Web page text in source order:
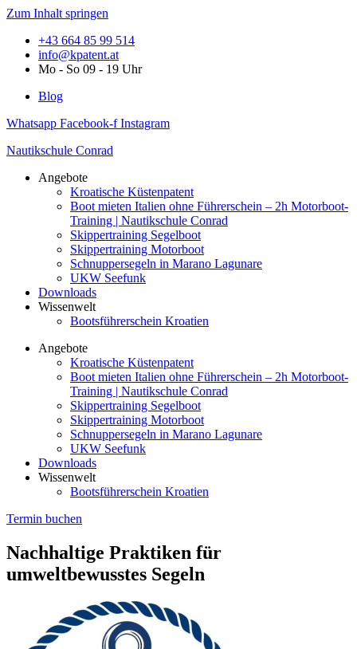
Zum Inhalt springen
+43 664 85 99 514
info@kpatent.at
Mo - So 09 - 19 Uhr
Blog
Whatsapp Facebook-f Instagram
Nautikschule Conrad
Angebote
Kroatische Küstenpatent
Boot mieten Italien ohne Führerschein – 2h Motorboot-
Training | Nautikschule Conrad
Skippertraining Segelboot
Skippertraining Motorboot
Schnuppersegeln in Marano Lagunare
UKW Seefunk
Downloads
Wissenwelt
Bootsführerschein Kroatien
Angebote
Kroatische Küstenpatent
Boot mieten Italien ohne Führerschein – 2h Motorboot-
Training | Nautikschule Conrad
Skippertraining Segelboot
Skippertraining Motorboot
Schnuppersegeln in Marano Lagunare
UKW Seefunk
Downloads
Wissenwelt
Bootsführerschein Kroatien
Termin buchen
Nachhaltige Praktiken für
umweltbewusstes Segeln